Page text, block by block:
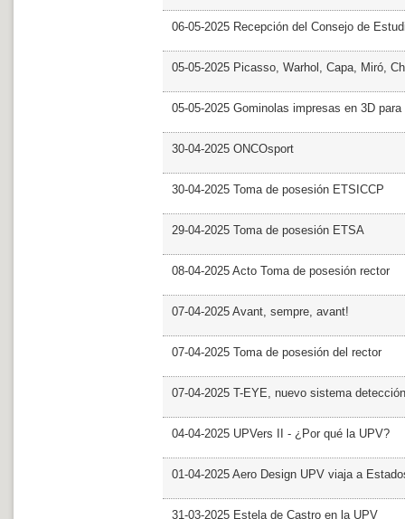
06-05-2025 Recepción del Consejo de
05-05-2025 Picasso, Warhol, Capa, Miró,
05-05-2025 Gominolas impresas en 3D
30-04-2025 ONCOsport
30-04-2025 Toma de posesión ETSICCP
29-04-2025 Toma de posesión ETSA
08-04-2025 Acto Toma de posesión rector
07-04-2025 Avant, sempre, avant!
07-04-2025 Toma de posesión del rector
07-04-2025 T-EYE, nuevo sistema
04-04-2025 UPVers II - ¿Por qué la UPV?
01-04-2025 Aero Design UPV viaja a
31-03-2025 Estela de Castro en la UPV